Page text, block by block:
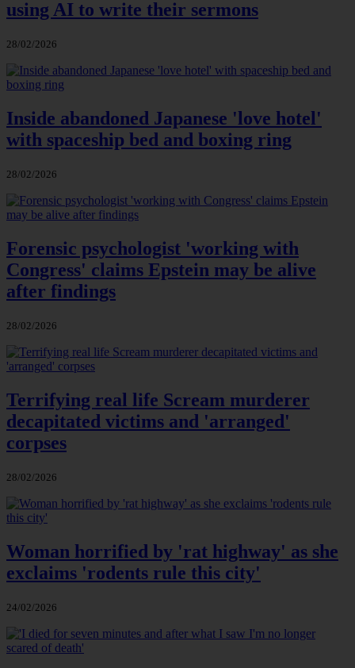
using AI to write their sermons
28/02/2026
Inside abandoned Japanese 'love hotel'
with spaceship bed and boxing ring
28/02/2026
Forensic psychologist 'working with
Congress' claims Epstein may be alive
after findings
28/02/2026
Terrifying real life Scream murderer
decapitated victims and 'arranged'
corpses
28/02/2026
Woman horrified by 'rat highway' as she
exclaims 'rodents rule this city'
24/02/2026